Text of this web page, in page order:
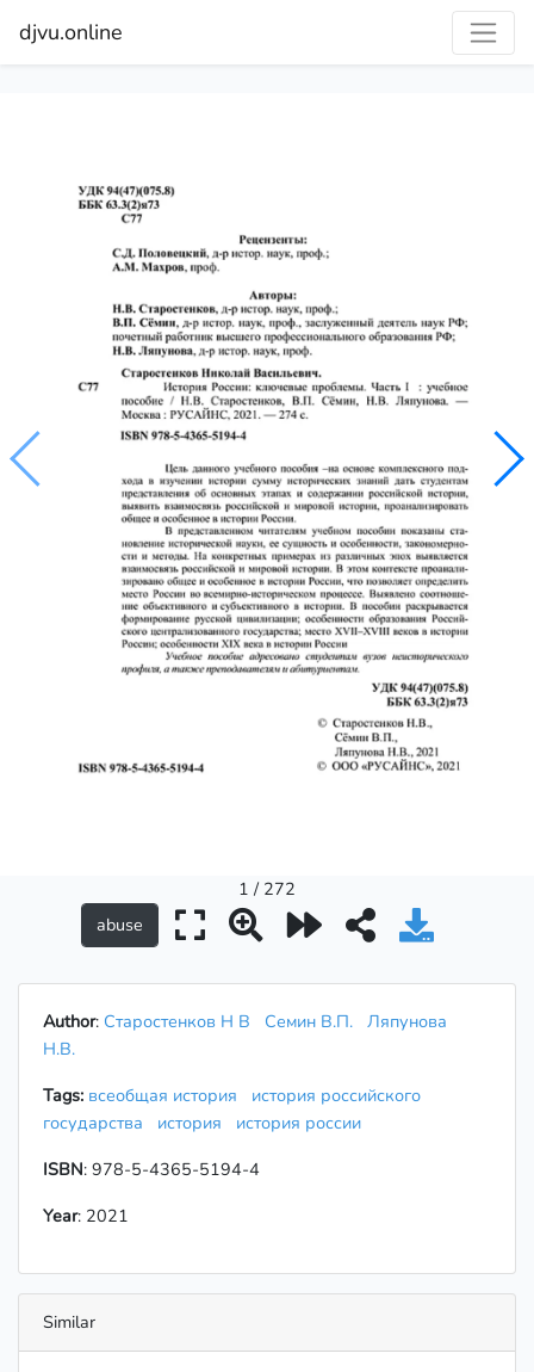
djvu.online
1 / 272
Author: Старостенков Н В Семин В.П. Ляпунова
Н.В.
Tags: всеобщая история
история российского
государства
история
история россии
ISBN: 978-5-4365-5194-4
Year: 2021
Similar